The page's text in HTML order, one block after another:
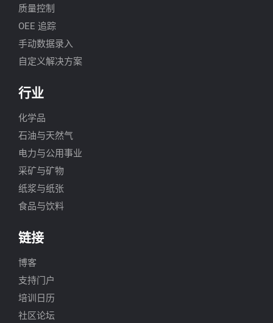
质量控制
OEE 追踪
手动数据录入
自定义解决方案
行业
化学品
石油与天然气
电力与公用事业
采矿与矿物
纸浆与纸张
食品与饮料
链接
博客
支持门户
培训日历
社区论坛